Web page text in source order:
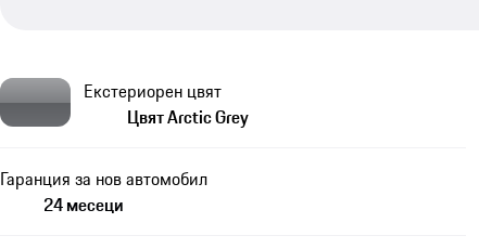
Екстериорен цвят
Цвят Arctic Grey
Гаранция за нов автомобил
24 месеци